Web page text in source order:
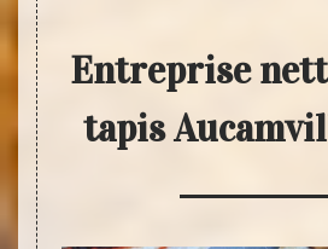
Entreprise
tapis